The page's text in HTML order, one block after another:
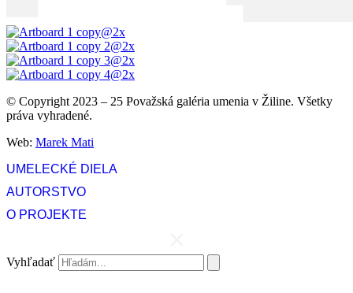
© Copyright 2023 – 25 Považská galéria umenia v Žiline. Všetky
práva vyhradené.
Web: Marek Mati
UMELECKÉ DIELA
AUTORSTVO
O PROJEKTE
Vyhľadať